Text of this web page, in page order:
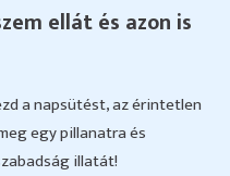
ellát és azon is
a napsütést, az érintetlen
egy pillanatra és
illatát!